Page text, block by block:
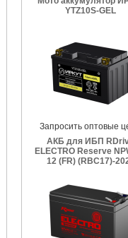
YTZ10S-GEL
Запросить оптовые
АКБ для ИБП
ELECTRO Reserve
12 (FR) (RBC17)-